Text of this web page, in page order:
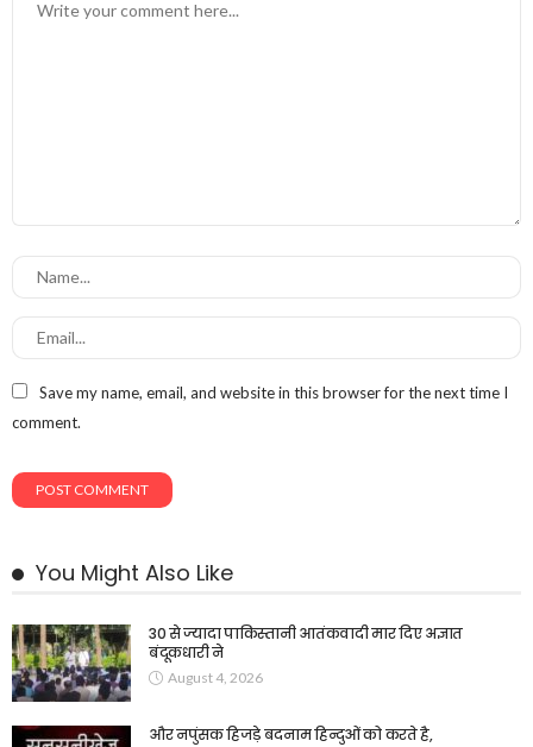
Save my name, email, and website in this browser for the next time I
comment.
You Might Also Like
30 से ज्यादा पाकिस्तानी आतंकवादी मार दिए अज्ञात
बंदूकधारी ने
August 4, 2026
और नपुंसक हिजड़े बदनाम हिन्दुओं को करते है,